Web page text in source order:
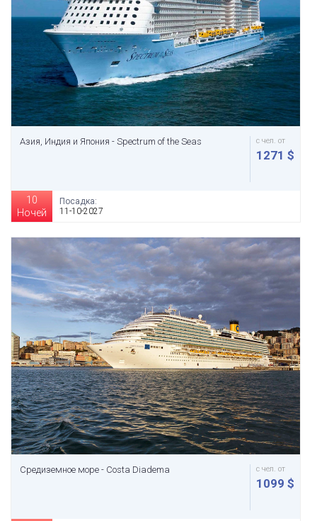
Азия, Индия и Япония - Spectrum of the Seas с чел. от
1271 $
10
Ночей
Посадка:
11-10-2027
Средиземное море - Costa Diadema с чел. от
1099 $